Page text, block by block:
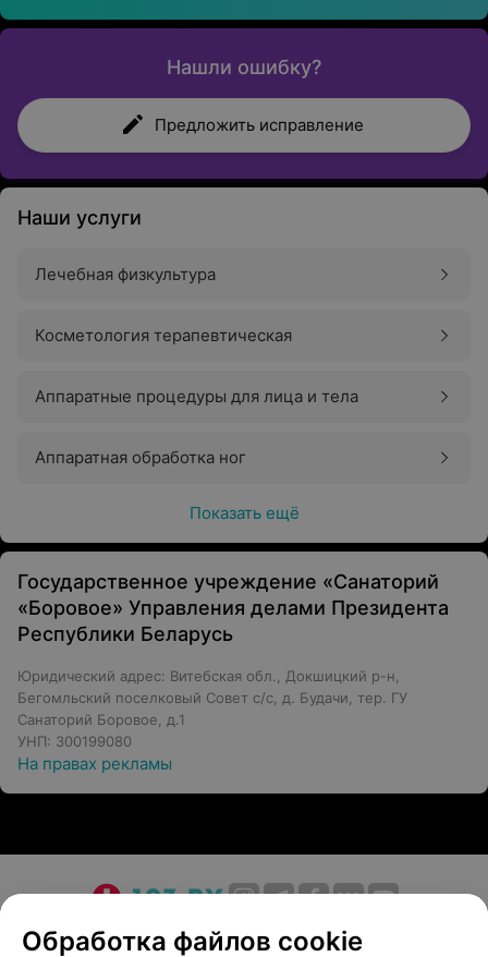
Нашли ошибку?
Предложить исправление
Наши услуги
Лечебная физкультура
Косметология терапевтическая
Аппаратные процедуры для лица и тела
Аппаратная обработка ног
Показать ещё
Государственное учреждение «Санаторий
«Боровое» Управления делами Президента
Республики Беларусь
Юридический адрес: Витебская обл., Докшицкий р-н,
Бегомльский поселковый Совет с/с, д. Будачи, тер. ГУ
Санаторий Боровое, д.1
УНП: 300199080
На правах рекламы
О проекте Новости проекта
Размещение рекламы
Обработка файлов cookie